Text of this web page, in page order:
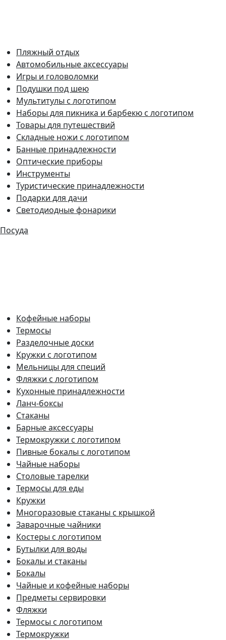
Пляжный отдых
Автомобильные аксессуары
Игры и головоломки
Подушки под шею
Мультитулы с логотипом
Наборы для пикника и барбекю с логотипом
Товары для путешествий
Складные ножи с логотипом
Банные принадлежности
Оптические приборы
Инструменты
Туристические принадлежности
Подарки для дачи
Светодиодные фонарики
Посуда
Кофейные наборы
Термосы
Разделочные доски
Кружки с логотипом
Мельницы для специй
Фляжки с логотипом
Кухонные принадлежности
Ланч-боксы
Стаканы
Барные аксессуары
Термокружки с логотипом
Пивные бокалы с логотипом
Чайные наборы
Столовые тарелки
Термосы для еды
Кружки
Многоразовые стаканы с крышкой
Заварочные чайники
Костеры с логотипом
Бутылки для воды
Бокалы и стаканы
Бокалы
Чайные и кофейные наборы
Предметы сервировки
Фляжки
Термосы с логотипом
Термокружки